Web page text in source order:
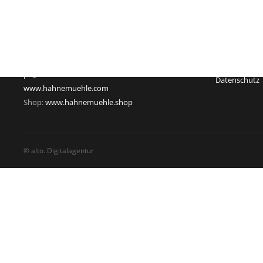
www.hahnemuehle.com
Shop:www.hahnemuehle.shop
Datenschutz
© alto. Digitalagentur